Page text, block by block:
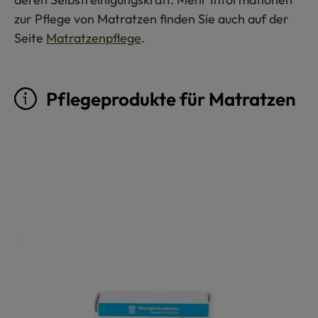
zur Pflege von Matratzen finden Sie auch auf der
Seite Matratzenpflege.
Pflegeprodukte für Matratzen